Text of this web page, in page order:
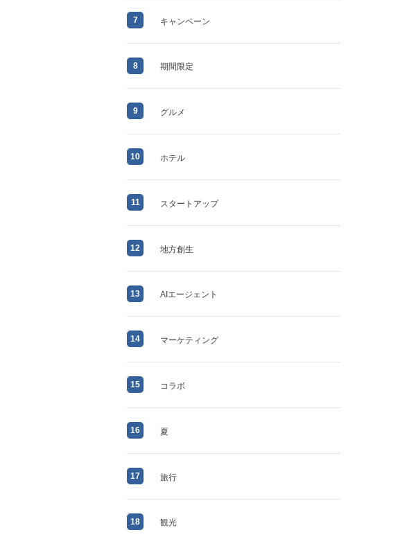
7 キャンペーン
8 期間限定
9 グルメ
10 ホテル
11 スタートアップ
12 地方創生
13 AIエージェント
14 マーケティング
15 コラボ
16 夏
17 旅行
18 観光